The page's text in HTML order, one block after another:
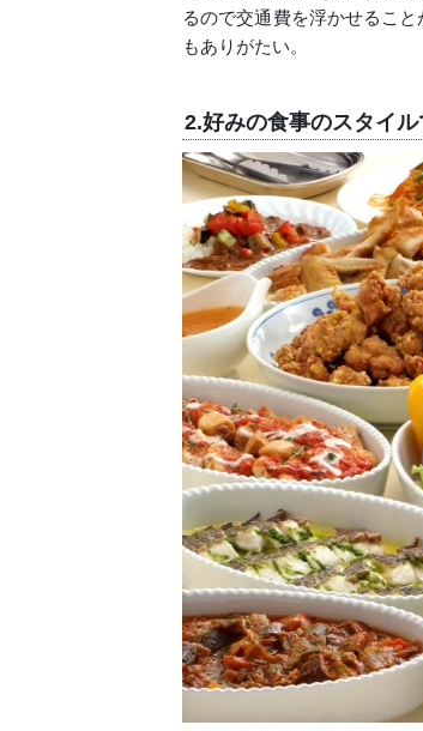
るので交通費を浮かせるこ
もありがたい。
2.好みの食事のスタイ